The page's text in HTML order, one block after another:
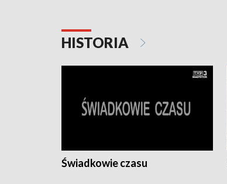
HISTORIA
Świadkowie czasu